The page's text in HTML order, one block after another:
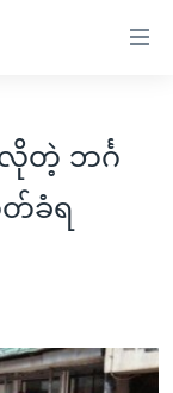
လိုတဲ့ ဘင်္ဂ
တ်ခံရ